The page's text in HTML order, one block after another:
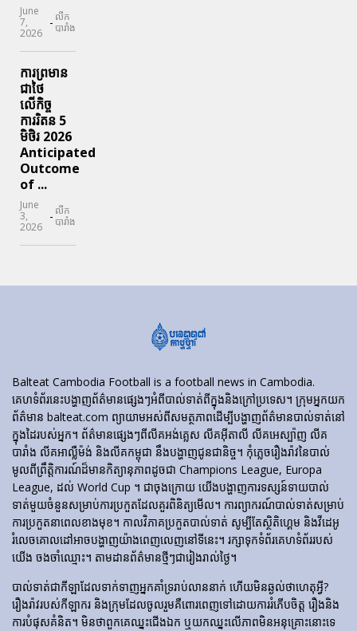
June
7,
2026
- លីក
បារាំង
ការព្រមាន
ជាថៃ
លើកិច្ច
ការរិតន 5
មិថិរ 2026
Anticipated
Outcome
of ...
June
3,
2026
- លីក
បារាំង
Balteat Cambodia Football is a football news in Cambodia.
គេហទំព័រ​នេះ​បង្ហាញ​ព័ត៌មាន​ផ្សេងៗ​អំពី​បាល់ទាត់​ពី​ក្នុង​និង​ក្រៅ​ប្រទេស។ ក្រុមអ្នកយក
ព័ត៌មាន balteat.com ព្យាយាមអស់ពីសមត្ថភាពដើម្បីបង្ហាញព័ត៌មានបាល់ទាត់នៅ
ក្នុងដៃរបស់អ្នក។ ព័ត៌មានផ្សេងៗពីលីគអង់គ្លេស លីគអ៊ីតាលី លីគអេស្ប៉ាញ លីគ
បារាំង លីគអាល្លឺម៉ង់ និងលីគកម្ពុជា នឹងបង្ហាញជូនជានិច្ច។ កុំភ្លេចរឿងរ៉ាវនៃបាល់
មូលពីព្រឹត្តិការណ៍ដ៏មានកិត្យានុភាពដូចជា Champions League, Europa
League, ដល់ World Cup ។ ជាចុងក្រោយ យើងបង្ហាញការទស្សន៍ទាយបាល់
ទាត់មួយចំនួនសម្រាប់ការប្រកួតដែលគួរពិនិត្យមើល។ ការព្យាករណ៍បាល់ទាត់សម្រាប់
ការប្រកួតនាពេលខាងមុខ។ កាលវិភាគប្រកួតបាល់ទាត់ សូម្បីតែស្ថិតិហ្គេម និងវីដេអូ
រំលេចគោលដៅអាចបង្ហាញយ៉ាងពេញលេញនៅទីនេះ។ រក្សាទុកទំព័រគេហទំព័ររបស់
យើង ចងចាំឈ្មោះ។ តាមដានព័ត៌មានថ្មីៗជារៀងរាល់ថ្ងៃ។
បាល់ទាត់​ជា​កីឡា​ដែល​ទាក់​ទាញ​អ្នក​គាំទ្រ​រាប់​លាន​នាក់ ហើយ​មិន​ឆ្ងល់​ថា​ហេតុអ្វី?
រឿងរ៉ាវ​របស់​កីឡាករ និង​ក្រុម​ដែល​ចូលរួម​គឺ​ពោរពេញ​ទៅ​ដោយ​ការ​រំភើប​ចិត្ត រឿង​និង​
ការ​បំផុស​គំនិត។ មិនថាពួកគេឈ្នះជើងឯក ឬយកឈ្នះលើភាពមិនអនុគ្រោះនោះទេ